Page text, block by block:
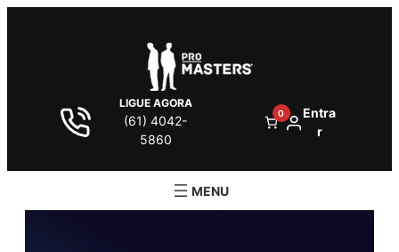
LIGUE AGORA
(61) 4042-
5860
0
Entra
r